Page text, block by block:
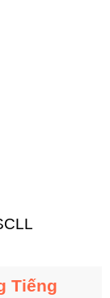
Tiếng